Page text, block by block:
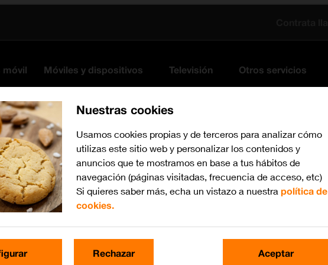
móvil Móviles y dispositivos Televisión Otros servicios
Nuestras cookies
Usamos cookies propias y de terceros para analizar cómo
utilizas este sitio web y personalizar los contenidos y
anuncios que te mostramos en base a tus hábitos de
navegación (páginas visitadas, frecuencia de acceso, etc)
Si quieres saber más, echa un vistazo a nuestra política de
cookies.
Rechazar Aceptar